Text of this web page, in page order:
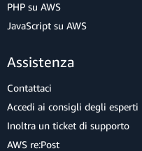
PHP su AWS
JavaScript su AWS
Assistenza
Contattaci
Accedi ai consigli degli esperti
Inoltra un ticket di supporto
AWS re:Post